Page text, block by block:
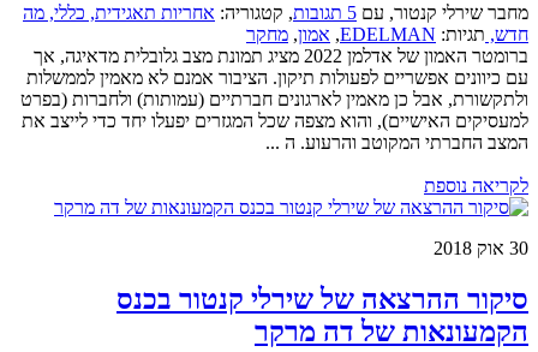
מחבר שירלי קנטור, עם 5 תגובות , קטגוריה: אחריות תאגידית, כללי, מה
חדש, תגיות: EDELMAN
, אמון, מחקר
ברומטר האמון של אדלמן 2022 מציג תמונת מצב גלובלית מדאיגה, אך
עם כיוונים אפשריים לפעולות תיקון. הציבור אמנם לא מאמין לממשלות
ולתקשורת, אבל כן מאמין לארגונים חברתיים (עמותות) ולחברות (בפרט
למעסיקים האישיים), והוא מצפה שכל המגזרים יפעלו יחד כדי לייצב את
המצב החברתי המקוטב והרעוע. ה ...
לקריאה נוספת
30 אוק 2018
סיקור ההרצאה של שירלי קנטור בכנס
הקמעונאות של דה מרקר